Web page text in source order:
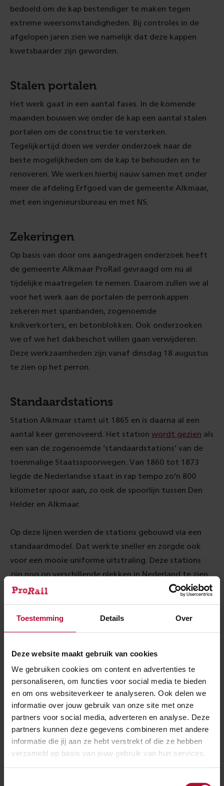
Toestemming Details Over
Deze website maakt gebruik van cookies
We gebruiken cookies om content en advertenties te
personaliseren, om functies voor social media te bieden
en om ons websiteverkeer te analyseren. Ook delen we
informatie over jouw gebruik van onze site met onze
partners voor social media, adverteren en analyse. Deze
partners kunnen deze gegevens combineren met andere
informatie die jij aan ze hebt verstrekt of die ze hebben
verzameld op basis van jouw gebruik van hun services.
bedoeld om de kap bestendiger te maken tegen
extreme weersomstandigheden. Bij controles in de
afgelopen jaren zien we namelijk dat deze kappen
kwetsbaarder zijn geworden.
Stalen portalen
Het werk gaat in een aantal fases. In de komende
maanden bouwen we onder de kap een aantal stalen
portalen om de constructie te versterken.
Tegelijkertijd doen we verder onderzoek naar de
beste mogelijkheden om de kap te behouden en te
renoveren. We werken hierbij nauw samen met onder
meer de afdeling Erfgoed van de gemeente Alkmaar,
met een ingenieursbureau en met NS.
Zekeringen
Op basis van door ons aangedragen onderzoek heeft
de gemeente Alkmaar ProRail gevraagd om nu al
tijdelijke maatregelen te nemen. Daarom zullen we al
voor het werk aan de portalen de perronkappen
zekeren met spanbanden, zogenoemde
knikverkorters, en betonblokken. Ook onderzoeken
we of we het dakbeschot willen gaan verwijderen.
Deze werkzaamheden zijn vanaf dinsdag 18 augustus
te zien op het perron.
Standaardstations
Station Alkmaar stamt uit 1865 en is daarna al een
aantal keer gerenoveerd. Het station wordt gezien als
een van de zogenoemde ‘standaardstations’ van de
toenmalige Staatsspoorwegen. Van 1860 tot 1873
legde de Nederlandse staat in rap tempo zo’n 800
kilometer spoor aan, zo ook de spoorlijn tussen Den
Helder en Alkmaar.
Op deze lijnen werden de stations gebouwd via een
standaardmodel. Dat werkte sneller en zorgde ook
voor een mooie uniforme uitstraling. Deze stations
zijn nog op verschillende plekken in Nederland te zien,
zoals in Harlingen, Leeuwarden en Winschoten.Op
Meer over:
Alkmaar Werkzaamheden
Onderhoud
Meer nieuws